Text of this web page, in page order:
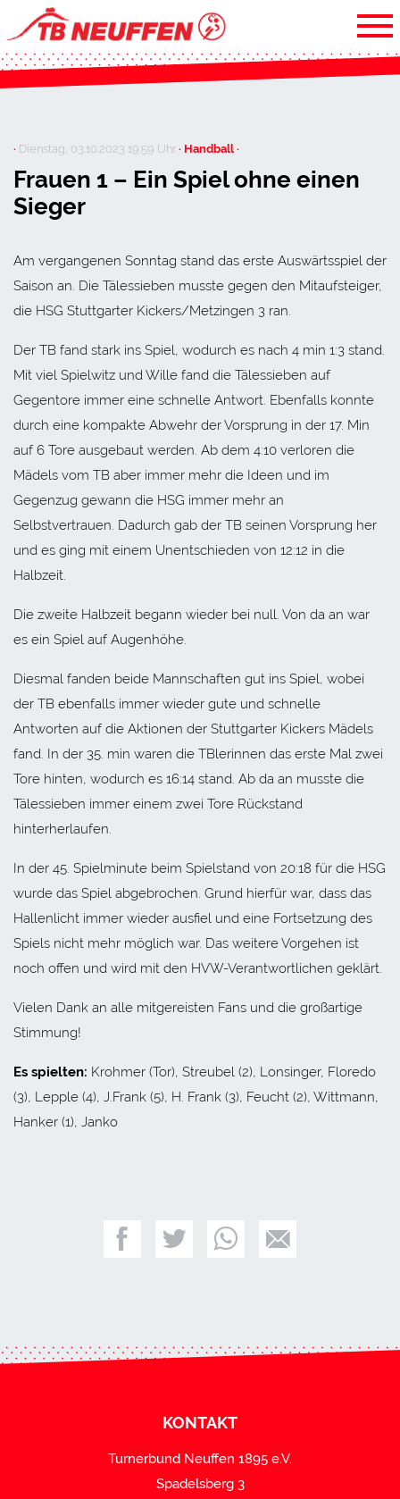
· Dienstag, 03.10.2023 19:59 Uhr· Handball ·
Frauen 1 – Ein Spiel ohne einen
Sieger
Am vergangenen Sonntag stand das erste Auswärtsspiel der
Saison an. Die Tälessieben musste gegen den Mitaufsteiger,
die HSG Stuttgarter Kickers/Metzingen 3 ran.
Der TB fand stark ins Spiel, wodurch es nach 4 min 1:3 stand.
Mit viel Spielwitz und Wille fand die Tälessieben auf
Gegentore immer eine schnelle Antwort. Ebenfalls konnte
durch eine kompakte Abwehr der Vorsprung in der 17. Min
auf 6 Tore ausgebaut werden. Ab dem 4:10 verloren die
Mädels vom TB aber immer mehr die Ideen und im
Gegenzug gewann die HSG immer mehr an
Selbstvertrauen. Dadurch gab der TB seinen Vorsprung her
und es ging mit einem Unentschieden von 12:12 in die
Halbzeit.
Die zweite Halbzeit begann wieder bei null. Von da an war
es ein Spiel auf Augenhöhe.
Diesmal fanden beide Mannschaften gut ins Spiel, wobei
der TB ebenfalls immer wieder gute und schnelle
Antworten auf die Aktionen der Stuttgarter Kickers Mädels
fand. In der 35. min waren die TBlerinnen das erste Mal zwei
Tore hinten, wodurch es 16:14 stand. Ab da an musste die
Tälessieben immer einem zwei Tore Rückstand
hinterherlaufen.
In der 45. Spielminute beim Spielstand von 20:18 für die HSG
wurde das Spiel abgebrochen. Grund hierfür war, dass das
Hallenlicht immer wieder ausfiel und eine Fortsetzung des
Spiels nicht mehr möglich war. Das weitere Vorgehen ist
noch offen und wird mit den HVW-Verantwortlichen geklärt.
Vielen Dank an alle mitgereisten Fans und die großartige
Stimmung!
Es spielten: Krohmer (Tor), Streubel (2), Lonsinger, Floredo
(3), Lepple (4), J.Frank (5), H. Frank (3), Feucht (2), Wittmann,
Hanker (1), Janko
KONTAKT
Turnerbund Neuffen 1895 e.V.
Spadelsberg 3